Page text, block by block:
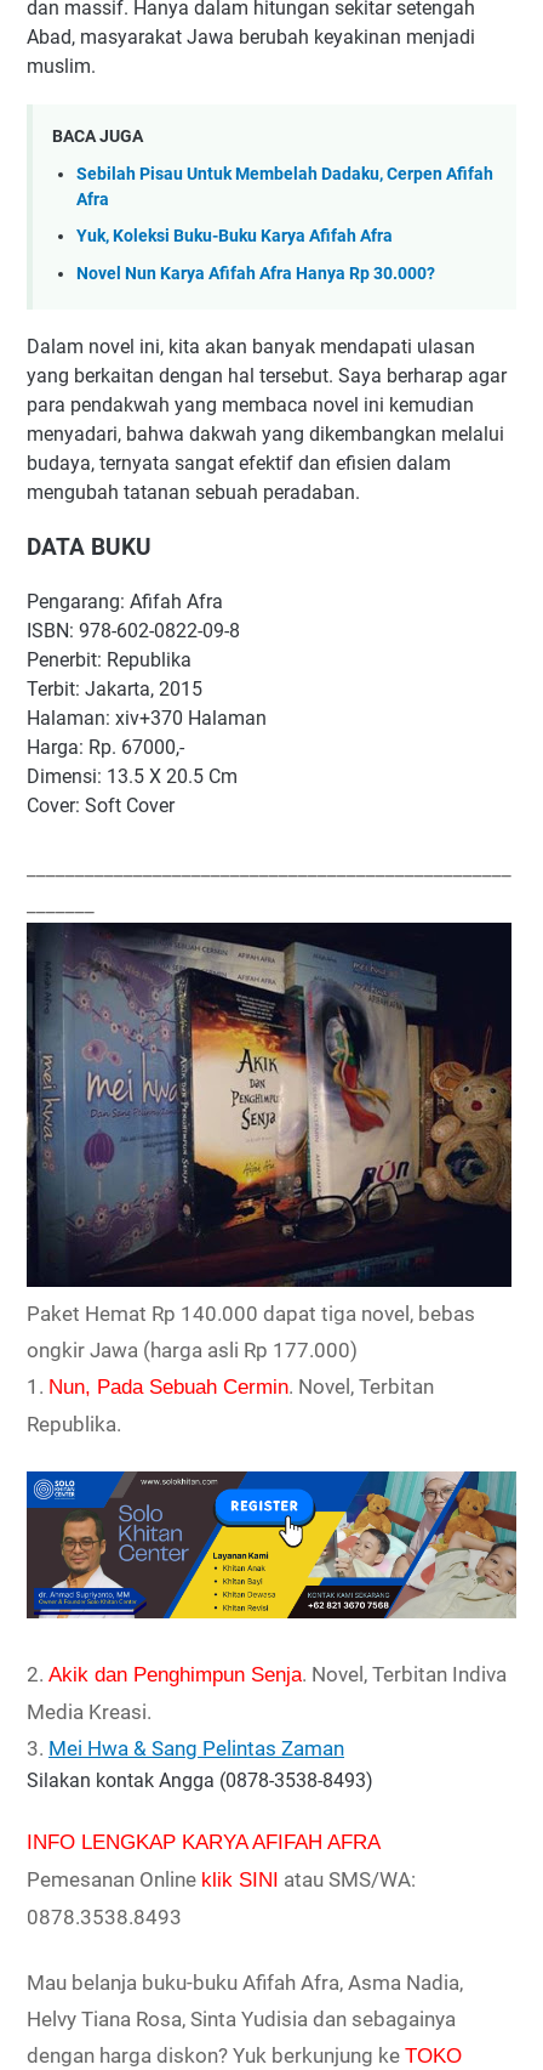
dan massif. Hanya dalam hitungan sekitar setengah
Abad, masyarakat Jawa berubah keyakinan menjadi
muslim.
BACA JUGA
Sebilah Pisau Untuk Membelah Dadaku, Cerpen Afifah
Afra
Yuk, Koleksi Buku-Buku Karya Afifah Afra
Novel Nun Karya Afifah Afra Hanya Rp 30.000?
Dalam novel ini, kita akan banyak mendapati ulasan
yang berkaitan dengan hal tersebut. Saya berharap agar
para pendakwah yang membaca novel ini kemudian
menyadari, bahwa dakwah yang dikembangkan melalui
budaya, ternyata sangat efektif dan efisien dalam
mengubah tatanan sebuah peradaban.
DATA BUKU
Pengarang: Afifah Afra
ISBN: 978-602-0822-09-8
Penerbit: Republika
Terbit: Jakarta, 2015
Halaman: xiv+370 Halaman
Harga: Rp. 67000,-
Dimensi: 13.5 X 20.5 Cm
Cover: Soft Cover
Paket Hemat Rp 140.000 dapat tiga novel, bebas
ongkir Jawa (harga asli Rp 177.000)
1. Nun, Pada Sebuah Cermin. Novel, Terbitan
Republika.
2. Akik dan Penghimpun Senja. Novel, Terbitan Indiva
Media Kreasi.
3. Mei Hwa & Sang Pelintas Zaman
Silakan kontak Angga (0878-3538-8493)
INFO LENGKAP KARYA AFIFAH AFRA
Pemesanan Online klik SINI atau SMS/WA:
0878.3538.8493
Mau belanja buku-buku Afifah Afra, Asma Nadia,
Helvy Tiana Rosa, Sinta Yudisia dan sebagainya
dengan harga diskon? Yuk berkunjung ke TOKO